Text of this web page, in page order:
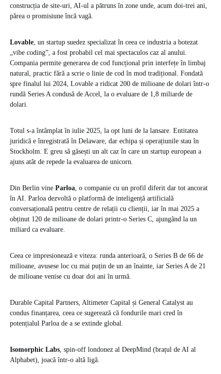
construcția de site-uri, AI-ul a pătruns în zone unde, acum doi-trei ani,
părea o promisiune încă vagă.
Lovable, un startup suedez specializat în ceea ce industria a botezat
„vibe coding”, a fost probabil cel mai spectaculos caz al anului.
Compania permite generarea de cod funcțional prin interfețe în limbaj
natural, practic fără a scrie o linie de cod în mod tradițional. Fondată
spre finalul lui 2024, Lovable a ridicat 200 de milioane de dolari într-o
rundă Series A condusă de Accel, la o evaluare de 1,8 miliarde de
dolari.
Totul s-a întâmplat în iulie 2025, la opt luni de la lansare. Entitatea
juridică e înregistrată în Delaware, dar echipa și operațiunile stau în
Stockholm. E greu să găsești un alt caz în care un startup european a
ajuns atât de repede la evaluarea de unicorn.
Din Berlin vine Parloa, o companie cu un profil diferit dar tot ancorat
în AI. Parloa dezvoltă o platformă de inteligență artificială
conversațională pentru centre de relații cu clienții, iar în mai 2025 a
obținut 120 de milioane de dolari printr-o Series C, ajungând la un
miliard ca evaluare.
Ceea ce impresionează e viteza: runda anterioară, o Series B de 66 de
milioane, avusese loc cu mai puțin de un an înainte, iar Series A de 21
de milioane venise cu doar doi ani în urmă.
Durable Capital Partners, Altimeter Capital și General Catalyst au
condus finanțarea, ceea ce sugerează că fondurile mari cred în
potențialul Parloa de a se extinde global.
Isomorphic Labs, spin-off londonez al DeepMind (brațul de AI al
Alphabet), joacă într-o altă ligă.